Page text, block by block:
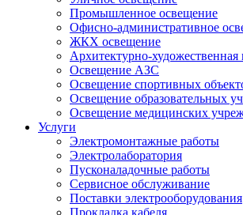
Промышленное освещение
Офисно-административное
ЖКХ освещение
Архитектурно-художественная
Освещение АЗС
Освещение спортивных
Освещение образовательных
Освещение медицинских
Услуги
Электромонтажные работы
Электролаборатория
Пусконаладочные работы
Сервисное обслуживание
Поставки электрооборудования